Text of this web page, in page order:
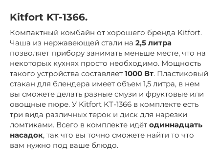
Kitfort KT-1366.
Компактный комбайн от хорошего бренда Kitfort.
Чаша из нержавеющей стали на 2,5 литра
позволяет прибору занимать меньше месте, что на
некоторых кухнях просто необходимо. Мощность
такого устройства составляет 1000 Вт. Пластиковый
стакан для блендера имеет объем 1,5 литра, в нем
вы сможете делать разные смузи и фруктовые или
овощные пюре. У Kitfort KT-1366 в комплекте есть
три вида различных терок и диск для нарезки
ломтиками. Всего в комплекте идёт одиннадцать
насадок, так что вы точно сможете найти то что
вам нужно под ваше блюдо.